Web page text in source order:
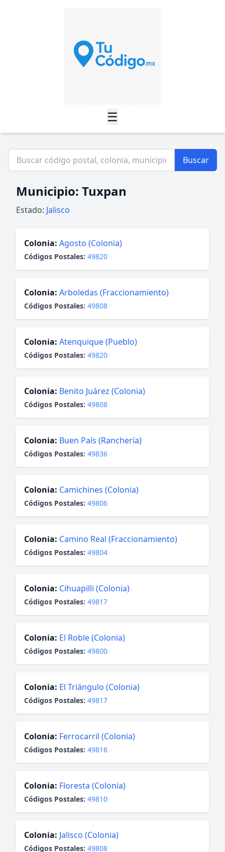
☰
Buscar
Municipio: Tuxpan
Estado: Jalisco
Colonia: Agosto (Colonia)
Códigos Postales: 49820
Colonia: Arboledas (Fraccionamiento)
Códigos Postales: 49808
Colonia: Atenquique (Pueblo)
Códigos Postales: 49820
Colonia: Benito Juárez (Colonia)
Códigos Postales: 49808
Colonia: Buen País (Ranchería)
Códigos Postales: 49836
Colonia: Camichines (Colonia)
Códigos Postales: 49806
Colonia: Camino Real (Fraccionamiento)
Códigos Postales: 49804
Colonia: Cihuapilli (Colonia)
Códigos Postales: 49817
Colonia: El Roble (Colonia)
Códigos Postales: 49800
Colonia: El Triángulo (Colonia)
Códigos Postales: 49817
Colonia: Ferrocarril (Colonia)
Códigos Postales: 49816
Colonia: Floresta (Colonia)
Códigos Postales: 49810
Colonia: Jalisco (Colonia)
Códigos Postales: 49808